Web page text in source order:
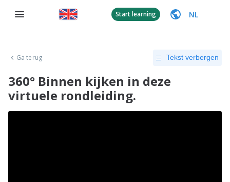
Start learning NL
Ga terug Tekst verbergen
360° Binnen kijken in deze
virtuele rondleiding.